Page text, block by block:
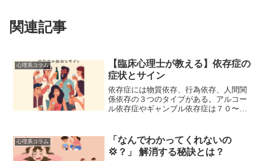
関連記事
心理系コラム
【臨床心理士が教える】依存症の
症状とサイン
依存症には物質依存、行為依存、人間関
係依存の３つのタイプがある。アルコー
ル依存症やギャンブル依存症は７０〜８
ム、ネット依存も増えている。人間関係
依存ではDVなどで被害者にならないよう
注意が必要である。
心理系コラム
「なんでわかってくれないの
💢？」 解消する秘訣とは？